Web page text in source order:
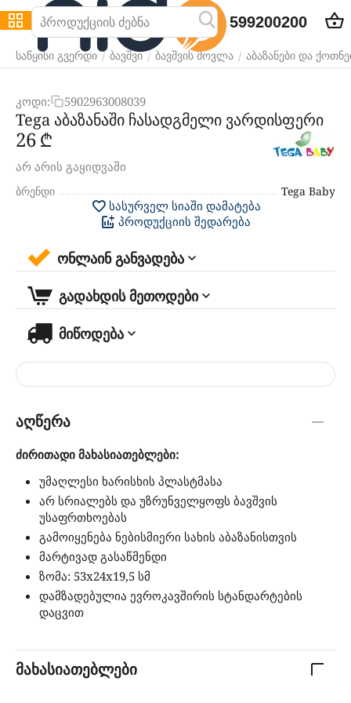
599200200
საწყისი გვერდი / ბავშვი / ბავშვის მოვლა / აბაზანები და
კოდი: 5902963008039
Tega აბაზანაში ჩასადგმელი ვარდისფერი
‍26‍₾
არ არის გაყიდვაში
ბრენდი Tega Baby
სასურველ სიაში დამატება
პროდუქციის შედარება
ონლაინ განვადება
გადახდის მეთოდები
მიწოდება
აღწერა
ძირითადი მახასიათებლები:
უმაღლესი ხარისხის პლასტმასა
არ სრიალებს და უზრუნველყოფს ბავშვის
უსაფრთხოებას
გამოიყენება ნებისმიერი სახის აბაზანისთვის
მარტივად გასაწმენდი
ზომა: 53x24x19,5 სმ
დამზადებულია ევროკავშირის სტანდარტების
დაცვით
მახასიათებლები